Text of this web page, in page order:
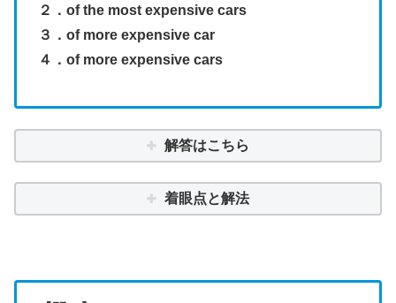
２．of the most expensive cars
３．of more expensive car
４．of more expensive cars
解答はこちら
着眼点と解法